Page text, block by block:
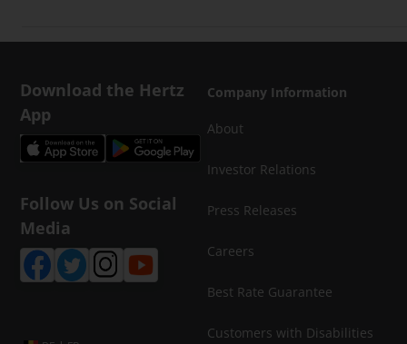
Download the Hertz
App
Follow Us on Social
Media
Company Information
About
Investor Relations
Press Releases
Careers
Best Rate Guarantee
Customers with Disabilities